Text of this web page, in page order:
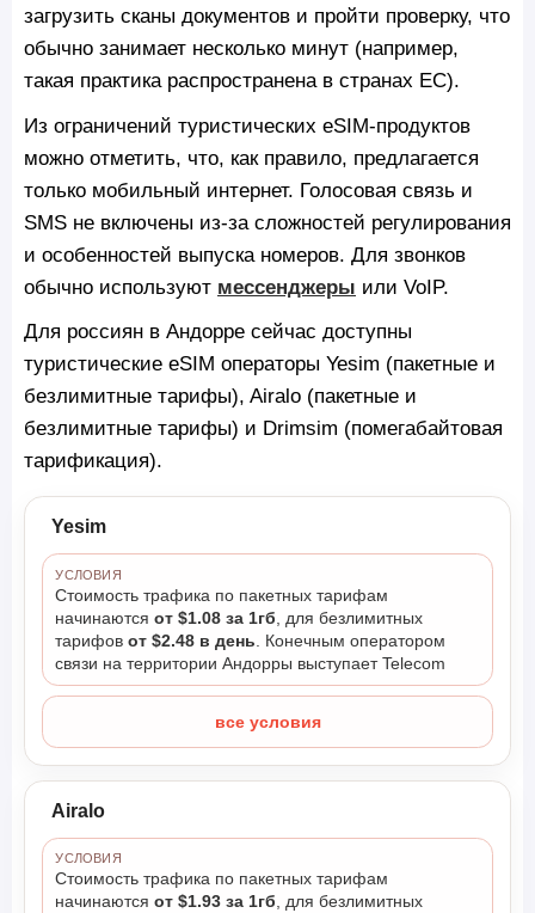
загрузить сканы документов и пройти проверку, что
обычно занимает несколько минут (например,
такая практика распространена в странах ЕС).
Из ограничений туристических eSIM-продуктов
можно отметить, что, как правило, предлагается
только мобильный интернет. Голосовая связь и
SMS не включены из-за сложностей регулирования
и особенностей выпуска номеров. Для звонков
обычно используют мессенджеры или VoIP.
Для россиян в Андорре сейчас доступны
туристические eSIM операторы Yesim (пакетные и
безлимитные тарифы), Airalo (пакетные и
безлимитные тарифы) и Drimsim (помегабайтовая
тарификация).
Yesim
УСЛОВИЯ
Стоимость трафика по пакетных тарифам
начинаютсяот $1.08 за 1гб , для безлимитных
тарифовот $2.48 в день . Конечным оператором
связи на территории Андорры выступает Telecom
все условия
Airalo
УСЛОВИЯ
Стоимость трафика по пакетных тарифам
начинаютсяот $1.93 за 1гб, для безлимитных